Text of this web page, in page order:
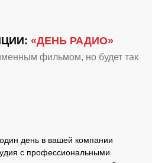
«ДЕНЬ РАДИО»
фильмом, но будет так
день в вашей компании
с профессиональными